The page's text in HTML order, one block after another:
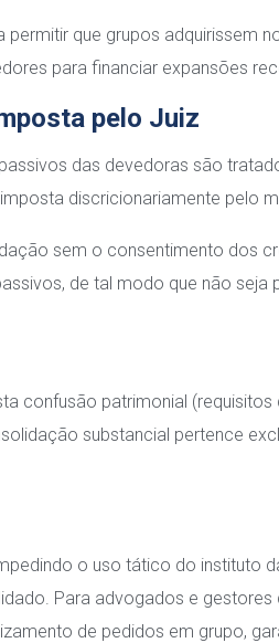
que grupos adquirissem
para financiar expansões
pelo Juiz
das devedoras são
discricionariamente pelo
sem o consentimento dos
de tal modo que não seja
confusão patrimonial (requisitos
substancial pertence
o uso tático do instituto
Para advogados e gestores
de pedidos em grupo,